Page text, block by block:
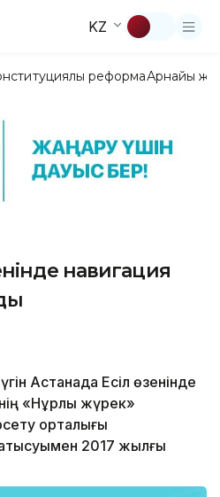
KZ
реформаАрнайы
навигация
Астанада Есіл өзенінде
«Нұрлы жүрек»
орталығы
2017 жылғы